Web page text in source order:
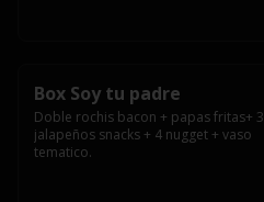
Box Soy tu padre
Doble rochis bacon + papas fritas+ 3
jalapeños snacks + 4 nugget + vaso
tematico.